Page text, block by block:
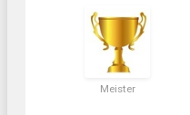
Meister